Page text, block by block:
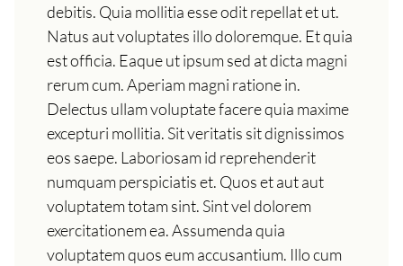
debitis. Quia mollitia esse odit repellat et ut.
Natus aut voluptates illo doloremque. Et quia
est officia. Eaque ut ipsum sed at dicta magni
rerum cum. Aperiam magni ratione in.
Delectus ullam voluptate facere quia maxime
excepturi mollitia. Sit veritatis sit dignissimos
eos saepe. Laboriosam id reprehenderit
numquam perspiciatis et. Quos et aut aut
voluptatem totam sint. Sint vel dolorem
exercitationem ea. Assumenda quia
voluptatem quos eum accusantium. Illo cum